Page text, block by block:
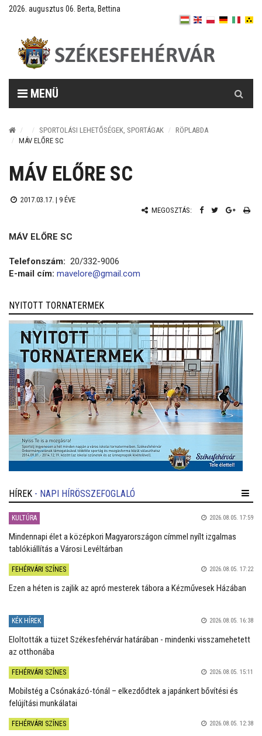
2026. augusztus 06. Berta, Bettina
MENÜ
SPORTOLÁSI LEHETŐSÉGEK, SPORTÁGAK
RÖPLABDA
MÁV ELŐRE SC
MÁV ELŐRE SC
2017.03.17. | 9 ÉVE
MEGOSZTÁS:
MÁV ELŐRE SC
Telefonszám: 20/332-9006
E-mail cím: mavelore@gmail.com
NYITOTT TORNATERMEK
HÍREK - NAPI HÍRÖSSZEFOGLALÓ
KULTÚRA 2026.08.05. 17:59
Mindennapi élet a középkori Magyarországon címmel nyílt izgalmas
tablókiállítás a Városi Levéltárban
FEHÉRVÁRI SZÍNES 2026.08.05. 17:22
Ezen a héten is zajlik az apró mesterek tábora a Kézművesek Házában
KÉK HÍREK 2026.08.05. 16:38
Eloltották a tüzet Székesfehérvár határában - mindenki visszamehetett
az otthonába
FEHÉRVÁRI SZÍNES 2026.08.05. 15:11
Mobilstég a Csónakázó-tónál – elkezdődtek a japánkert bővítési és
felújítási munkálatai
FEHÉRVÁRI SZÍNES 2026.08.05. 12:38